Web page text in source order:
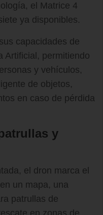
el Matrice 4
ya disponibles.
capacidades de
Artificial, permitiendo
y vehículos,
de objetos,
en caso de pérdida
y
el dron marca el
un mapa, una
patrullas de